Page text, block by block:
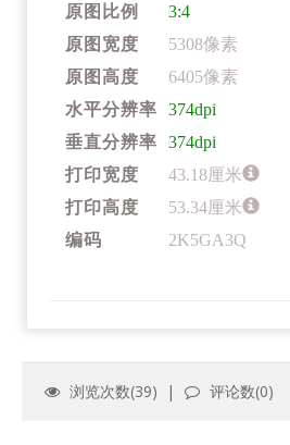
原图比例
3:4
原图宽度
5308像素
原图高度
6405像素
水平分辨率
374dpi
垂直分辨率
374dpi
打印宽度
43.18厘米
打印高度
53.34厘米
编码
2K5GA3Q
浏览次数(39) | 评论数(0)